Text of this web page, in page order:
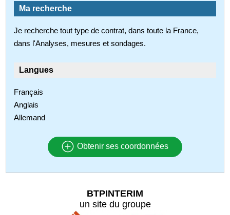
Ma recherche
Je recherche tout type de contrat, dans toute la France,
dans l'Analyses, mesures et sondages.
Langues
Français
Anglais
Allemand
Obtenir ses coordonnées
BTPINTERIM
un site du groupe